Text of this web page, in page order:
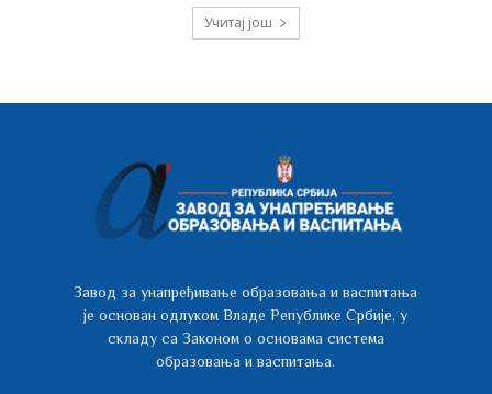
Учитај још
Завод за унапређивање образовања и васпитања
је основан одлуком Владе Републике Србије, у
складу са Законом о основама система
образовања и васпитања.